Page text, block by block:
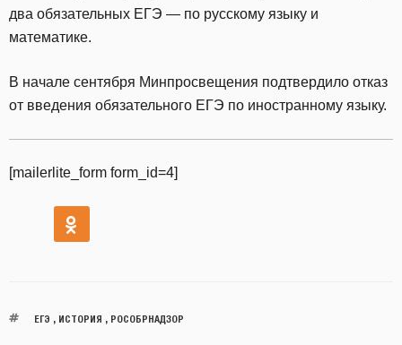
два обязательных ЕГЭ — по русскому языку и
математике.
В начале сентября Минпросвещения подтвердило отказ
от введения обязательного ЕГЭ по иностранному языку.
[mailerlite_form form_id=4]
ЕГЭ , ИСТОРИЯ , РОСОБРНАДЗОР